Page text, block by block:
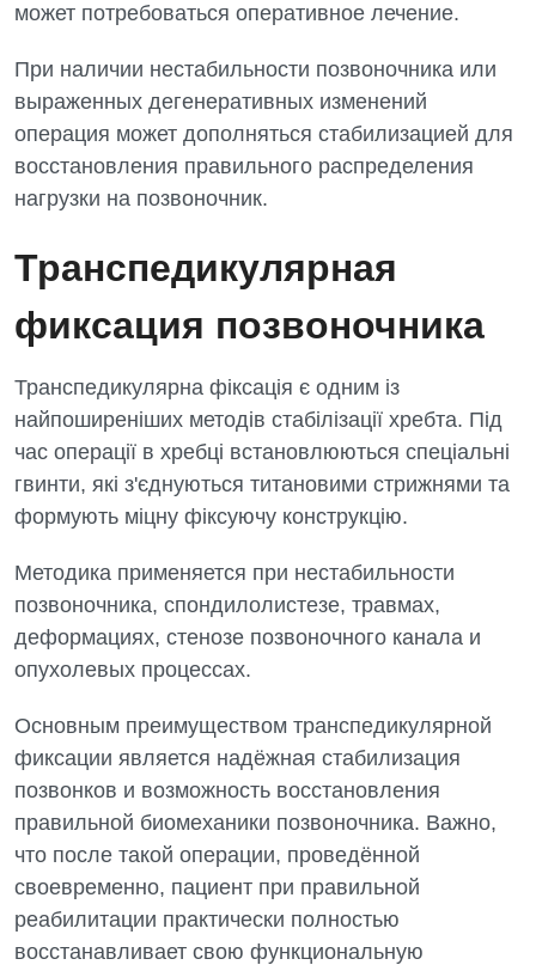
может потребоваться оперативное лечение.
При наличии нестабильности позвоночника или
выраженных дегенеративных изменений
операция может дополняться стабилизацией для
восстановления правильного распределения
нагрузки на позвоночник.
Транспедикулярная
фиксация позвоночника
Транспедикулярна фіксація є одним із
найпоширеніших методів стабілізації хребта. Під
час операції в хребці встановлюються спеціальні
гвинти, які з'єднуються титановими стрижнями та
формують міцну фіксуючу конструкцію.
Методика применяется при нестабильности
позвоночника, спондилолистезе, травмах,
деформациях, стенозе позвоночного канала и
опухолевых процессах.
Основным преимуществом транспедикулярной
фиксации является надёжная стабилизация
позвонков и возможность восстановления
правильной биомеханики позвоночника. Важно,
что после такой операции, проведённой
своевременно, пациент при правильной
реабилитации практически полностью
восстанавливает свою функциональную